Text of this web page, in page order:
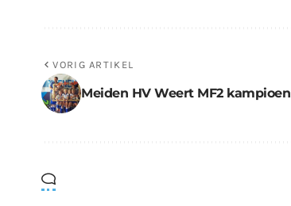
VORIG ARTIKEL
Meiden HV Weert MF2 kampioen